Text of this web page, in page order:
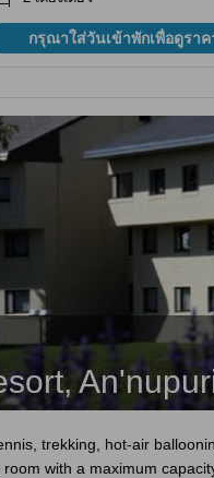
กรุณาใส่วันเข้าพักเพื่อดูราค
trekking, hot-air
with a maximum